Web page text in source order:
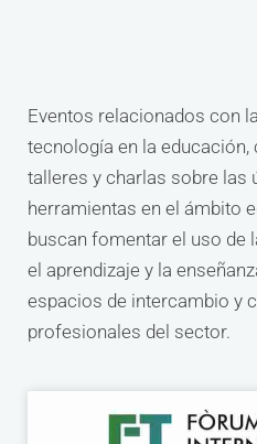
Eventos relacionados con
tecnología en la
talleres y charlas sobre las
herramientas en el ámbito
buscan fomentar el uso de
el aprendizaje y la
espacios de intercambio y
profesionales del sector.